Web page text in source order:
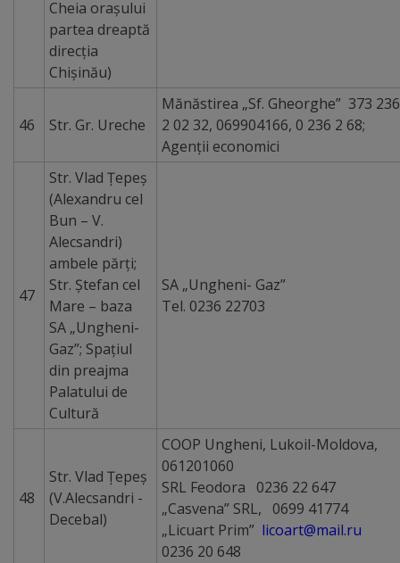
Cheia oraşului
partea dreaptă
direcţia
Chişinău)
46 Str. Gr. Ureche
Mănăstirea „Sf. Gheorghe” 373 236
2 02 32, 069904166, 0 236 2 68;
Agenții economici
47
Str. Vlad Ţepeş
(Alexandru cel
Bun – V.
Alecsandri)
ambele părţi;
Str. Ştefan cel
Mare – baza
SA „Ungheni-
Gaz”; Spațiul
din preajma
Palatului de
Cultură
SA „Ungheni- Gaz”
Tel. 0236 22703
48
Str. Vlad Ţepeş
(V.Alecsandri -
Decebal)
COOP Ungheni, Lukoil-Moldova,
061201060
SRL Feodora 0236 22 647
„Casvena” SRL, 0699 41774
„Licuart Prim” licoart@mail.ru
0236 20 648